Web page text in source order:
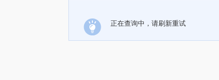
正在查询中，请刷新重试